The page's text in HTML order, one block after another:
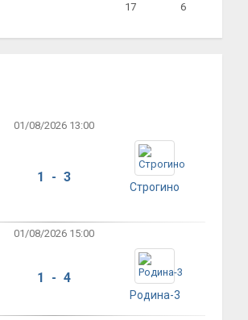
17 6
01/08/2026 13:00
1 - 3
Строгино
01/08/2026 15:00
1 - 4
Родина-3